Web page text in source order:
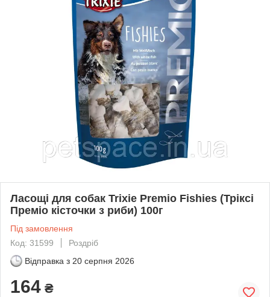
Ласощі для собак Trixie Premio Fishies (Тріксі
Преміо кісточки з риби) 100г
Під замовлення
Код: 31599
Роздріб
Відправка з 20 серпня 2026
164 ₴